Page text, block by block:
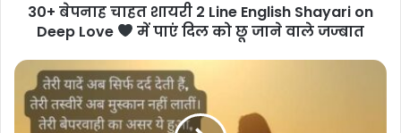
Deep
Love
में
दिल
30+ बेपनाह चाहत शायरी 2 Line English Shayari on
Deep Love
में पाएं दिल को छू जाने वाले जज्बात
Best
Beparwah
Quotes